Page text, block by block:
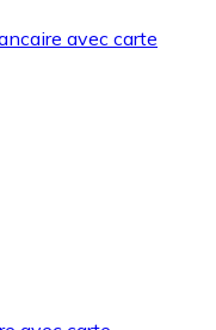
avec carte